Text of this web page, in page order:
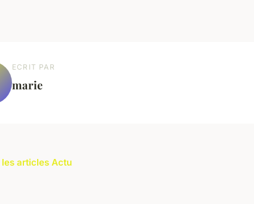
ECRIT PAR
marie
articles Actu